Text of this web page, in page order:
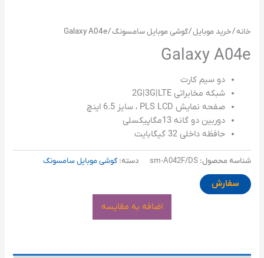
خانه/خرید موبایل/گوشی موبایل سامسونگ/ Galaxy A04e
Galaxy A04e
دو سیم کارت
شبکه مخابراتی 2G|3G|LTE
صفحه نمایش PLS LCD ، سایز 6.5 اینچ
دوربین دو گانه 13مگاپیکسلی
حافظه داخلی 32 گیگابایت
شناسه محصول:sm-A042F/DS دسته:گوشی موبایل سامسونگ
سفارش
اضافه به مقایسه